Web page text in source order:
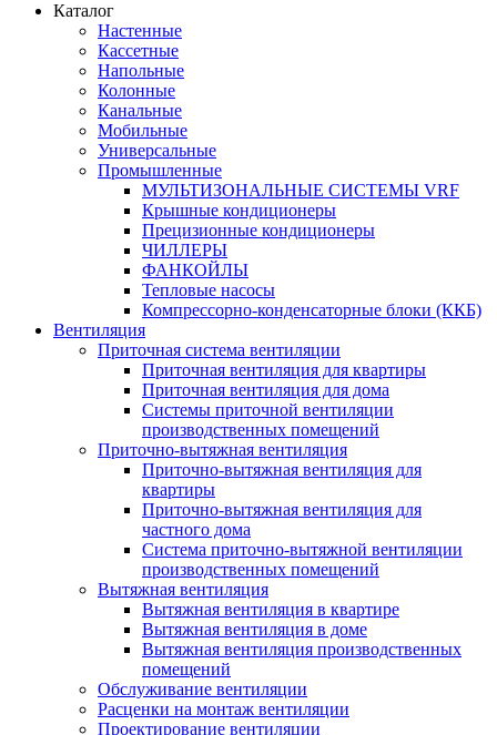
Каталог
Настенные
Кассетные
Напольные
Колонные
Канальные
Мобильные
Универсальные
Промышленные
МУЛЬТИЗОНАЛЬНЫЕ СИСТЕМЫ VRF
Крышные кондиционеры
Прецизионные кондиционеры
ЧИЛЛЕРЫ
ФАНКОЙЛЫ
Тепловые насосы
Компрессорно-конденсаторные блоки (ККБ)
Вентиляция
Приточная система вентиляции
Приточная вентиляция для квартиры
Приточная вентиляция для дома
Системы приточной вентиляции
производственных помещений
Приточно-вытяжная вентиляция
Приточно-вытяжная вентиляция для
квартиры
Приточно-вытяжная вентиляция для
частного дома
Система приточно-вытяжной вентиляции
производственных помещений
Вытяжная вентиляция
Вытяжная вентиляция в квартире
Вытяжная вентиляция в доме
Вытяжная вентиляция производственных
помещений
Обслуживание вентиляции
Расценки на монтаж вентиляции
Проектирование вентиляции